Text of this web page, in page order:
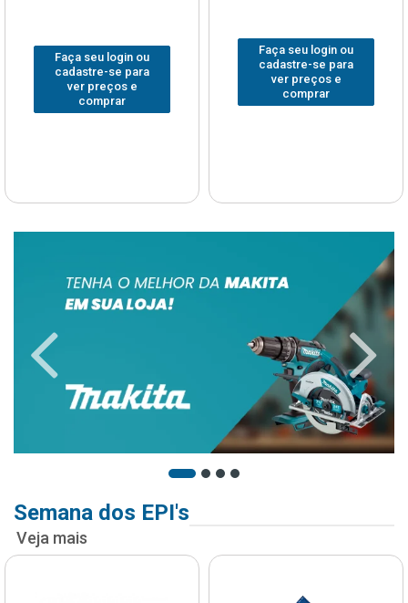
Faça seu login ou
cadastre-se para
ver preços e
comprar
Faça seu login ou
cadastre-se para
ver preços e
comprar
Semana dos EPI's
Veja mais